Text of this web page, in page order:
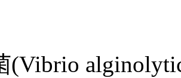
(Vibrio